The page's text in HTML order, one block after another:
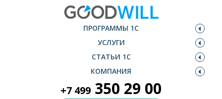
ПРОГРАММЫ 1С
УСЛУГИ
СТАТЬИ 1С
КОМПАНИЯ
+7 499 350 29 00